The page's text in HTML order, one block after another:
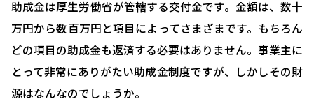
助成金は厚生労働省が管轄する交付金です。金額は、数十
万円から数百万円と項目によってさまざまです。もちろん
どの項目の助成金も返済する必要はありません。事業主に
とって非常にありがたい助成金制度ですが、しかしその財
源はなんなのでしょうか。